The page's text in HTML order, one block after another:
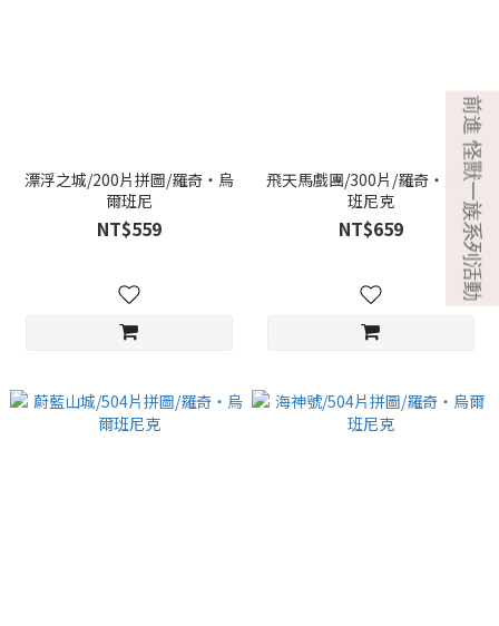
漂浮之城/200片拼圖/羅奇‧烏
爾班尼
NT$559
飛天馬戲團/300片/羅奇‧烏爾
班尼克
NT$659